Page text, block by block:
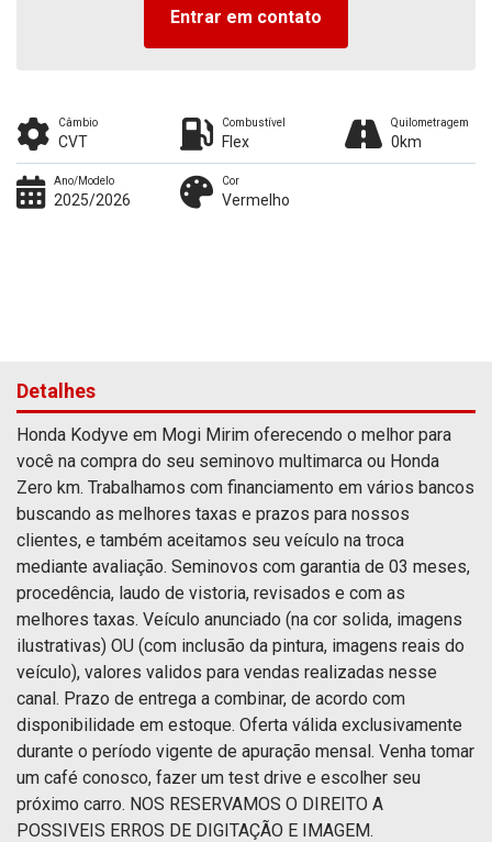
Entrar em contato
Câmbio
CVT
Combustível
Flex
Quilometragem
0km
Ano/Modelo
2025/2026
Cor
Vermelho
Detalhes
Honda Kodyve em Mogi Mirim oferecendo o melhor para
você na compra do seu seminovo multimarca ou Honda
Zero km. Trabalhamos com financiamento em vários bancos
buscando as melhores taxas e prazos para nossos
clientes, e também aceitamos seu veículo na troca
mediante avaliação. Seminovos com garantia de 03 meses,
procedência, laudo de vistoria, revisados e com as
melhores taxas. Veículo anunciado (na cor solida, imagens
ilustrativas) OU (com inclusão da pintura, imagens reais do
veículo), valores validos para vendas realizadas nesse
canal. Prazo de entrega a combinar, de acordo com
disponibilidade em estoque. Oferta válida exclusivamente
durante o período vigente de apuração mensal. Venha tomar
um café conosco, fazer um test drive e escolher seu
próximo carro. NOS RESERVAMOS O DIREITO A
POSSIVEIS ERROS DE DIGITAÇÃO E IMAGEM.